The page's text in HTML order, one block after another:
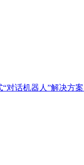
话机器人”解决方案